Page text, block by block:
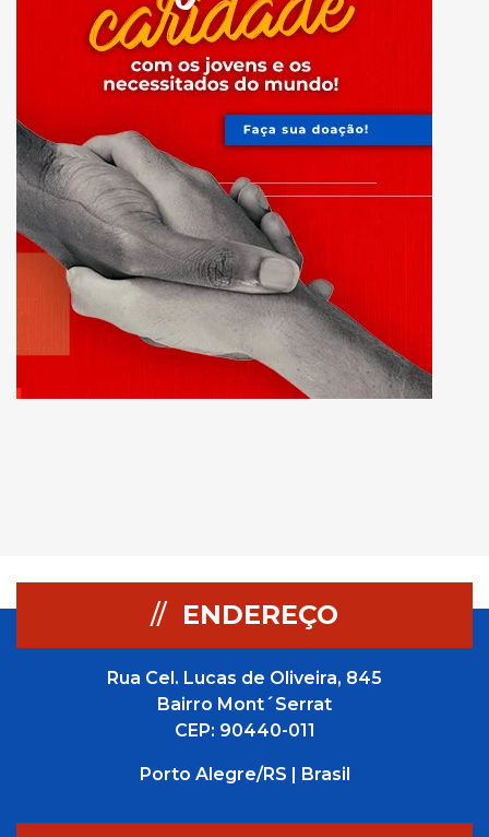
// ENDEREÇO
Rua Cel. Lucas de Oliveira, 845
Bairro Mont´Serrat
CEP: 90440-011
Porto Alegre/RS | Brasil